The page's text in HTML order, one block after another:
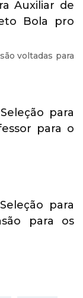
Auxiliar de
Bola pro
voltadas para
para
para o
para
para os